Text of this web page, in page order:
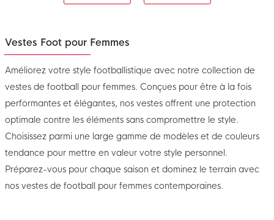
Vestes Foot pour Femmes
Améliorez votre style footballistique avec notre collection de
vestes de football pour femmes. Conçues pour être à la fois
performantes et élégantes, nos vestes offrent une protection
optimale contre les éléments sans compromettre le style.
Choisissez parmi une large gamme de modèles et de couleurs
tendance pour mettre en valeur votre style personnel.
Préparez-vous pour chaque saison et dominez le terrain avec
nos vestes de football pour femmes contemporaines.